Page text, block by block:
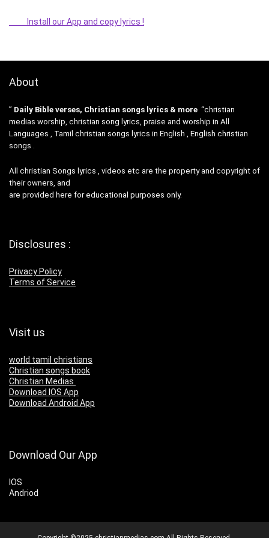
Install our App and copy lyrics !
About
” Daily Bible verses, Christian songs lyrics & more “christian
medias worship, christian song lyrics, praise and worship in All
Languages , Tamil christian songs lyrics in English , English christian
songs .
All christian Songs lyrics , videos etc are the property and copyright of
their owners, and
are provided here for educational purposes only.
Disclosures :
Privacy Policy
Terms of Service
Visit us
world tamil christians
Christian songs book
Christian Medias
Download IOS App
Download Android App
Download Our App
IOS
Andriod